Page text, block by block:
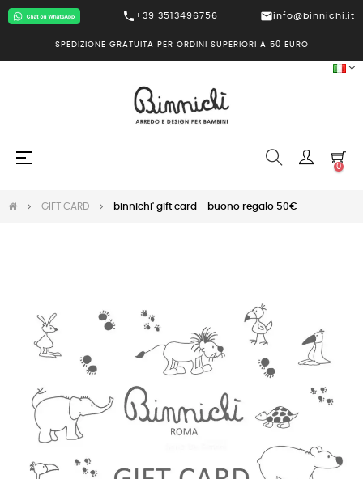
call +39 3513496756 mailinfo@binnichi.it
SPEDIZIONE GRATUITA PER ORDINI SUPERIORI A 50 EURO
navigazione
☰
0
GIFT CARD binnichi' gift card - buono regalo 50€